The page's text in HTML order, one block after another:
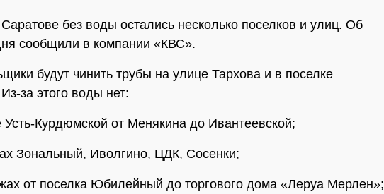
без воды остались несколько поселков и улиц. Об
сообщили в компании «КВС».
будут чинить трубы на улице Тархова и в поселке
за этого воды нет:
Усть-Курдюмской от Менякина до Ивантеевской;
Зональный, Иволгино, ЦДК, Сосенки;
от поселка Юбилейный до торгового дома «Леруа Мерлен»;